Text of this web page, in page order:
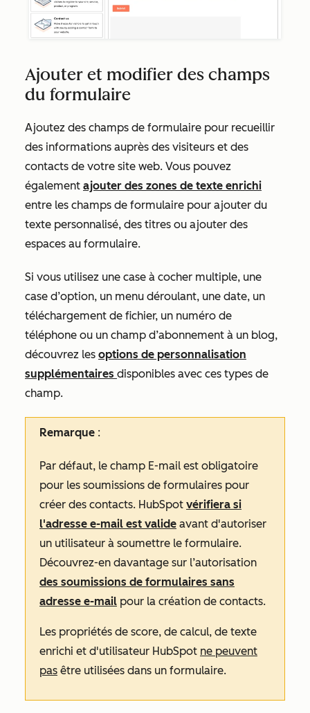
Ajouter et modifier des champs
du formulaire
Ajoutez des champs de formulaire pour recueillir
des informations auprès des visiteurs et des
contacts de votre site web. Vous pouvez
également ajouter des zones de texte enrichi
entre les champs de formulaire pour ajouter du
texte personnalisé, des titres ou ajouter des
espaces au formulaire.
Si vous utilisez une case à cocher multiple, une
case d’option, un menu déroulant, une date, un
téléchargement de fichier, un numéro de
téléphone ou un champ d’abonnement à un blog,
découvrez les options de personnalisation
supplémentaires disponibles avec ces types de
champ.
Remarque :
Par défaut, le champ E-mail est obligatoire
pour les soumissions de formulaires pour
créer des contacts. HubSpot vérifiera si
l'adresse e-mail est valide avant d'autoriser
un utilisateur à soumettre le formulaire.
Découvrez-en davantage sur l’autorisation
des soumissions de formulaires sans
adresse e-mail pour la création de contacts.
Les propriétés de score, de calcul, de texte
enrichi et d'utilisateur HubSpot ne peuvent
pas être utilisées dans un formulaire.